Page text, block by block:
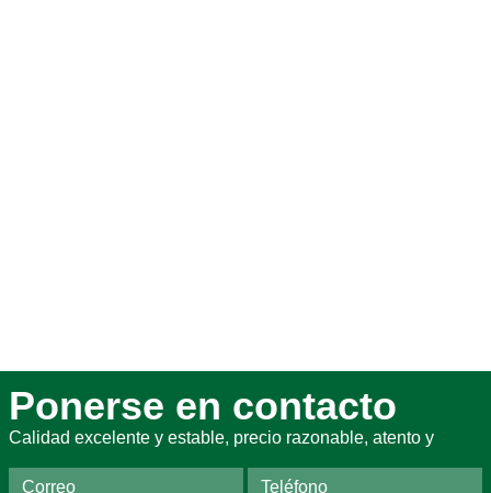
Ponerse en contacto
Calidad excelente y estable, precio razonable, atento y